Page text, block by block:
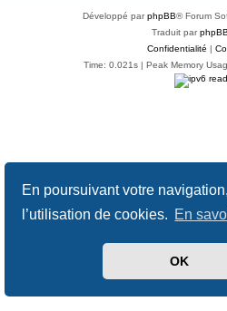
En poursuivant votre
l’utilisation de cookies. En
OK
Développé parphpBB® Forum
Traduit par
Confidentialité |
Time: 0.021s | Peak Memory